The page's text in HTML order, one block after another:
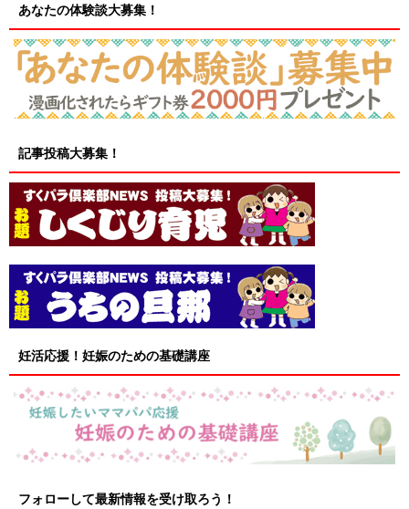
あなたの体験談大募集！
記事投稿大募集！
妊活応援！妊娠のための基礎講座
フォローして最新情報を受け取ろう！